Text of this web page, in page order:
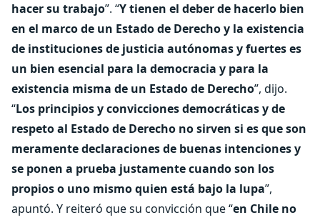
hacer su trabajo”. “Y tienen el deber de hacerlo bien
en el marco de un Estado de Derecho y la existencia
de instituciones de justicia autónomas y fuertes es
un bien esencial para la democracia y para la
existencia misma de un Estado de Derecho”, dijo.
“Los principios y convicciones democráticas y de
respeto al Estado de Derecho no sirven si es que son
meramente declaraciones de buenas intenciones y
se ponen a prueba justamente cuando son los
propios o uno mismo quien está bajo la lupa”,
apuntó. Y reiteró que su convicción que “en Chile no